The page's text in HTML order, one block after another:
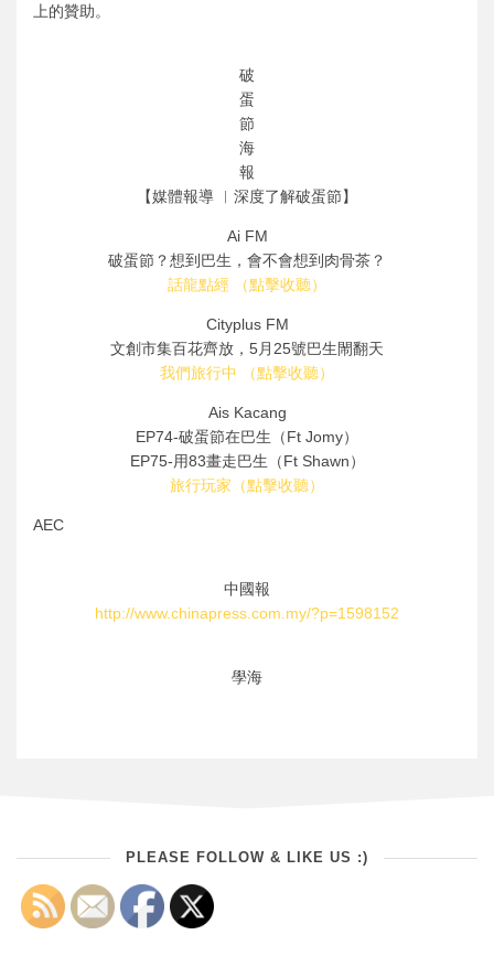
上的贊助。
破
蛋
節
海
報
【媒體報導 ︳深度了解破蛋節】
Ai FM
破蛋節？想到巴生，會不會想到肉骨茶？
話龍點經 （點擊收聽）
Cityplus FM
文創市集百花齊放，5月25號巴生閙翻天
我們旅行中 （點擊收聽）
Ais Kacang
EP74-破蛋節在巴生（Ft Jomy）
EP75-用83畫走巴生（Ft Shawn）
旅行玩家（點擊收聽）
AEC
中國報
http://www.chinapress.com.my/?p=1598152
學海
PLEASE FOLLOW & LIKE US :)